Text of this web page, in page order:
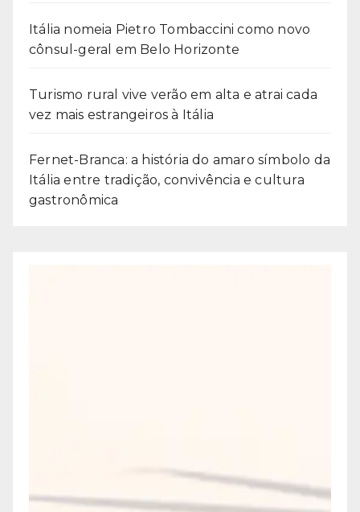
Itália nomeia Pietro Tombaccini como novo
cônsul-geral em Belo Horizonte
Turismo rural vive verão em alta e atrai cada
vez mais estrangeiros à Itália
Fernet-Branca: a história do amaro símbolo da
Itália entre tradição, convivência e cultura
gastronômica